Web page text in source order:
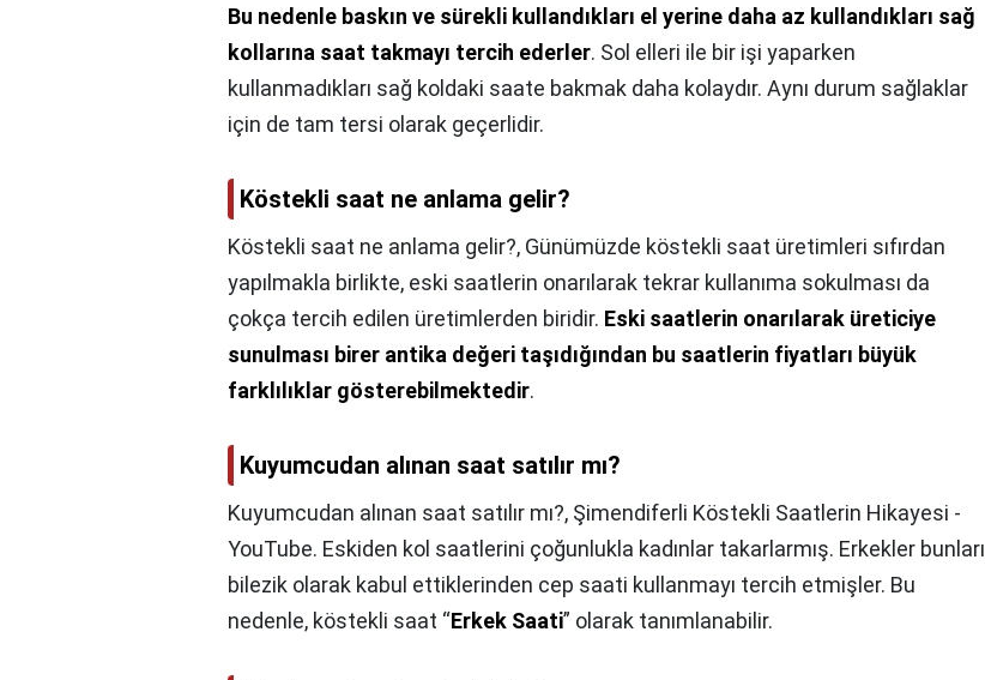
Bu nedenle baskın ve sürekli kullandıkları el yerine daha az kullandıkları sağ
kollarına saat takmayı tercih ederler. Sol elleri ile bir işi yaparken
kullanmadıkları sağ koldaki saate bakmak daha kolaydır. Aynı durum sağlaklar
için de tam tersi olarak geçerlidir.
Köstekli saat ne anlama gelir?
Köstekli saat ne anlama gelir?, Günümüzde köstekli saat üretimleri sıfırdan
yapılmakla birlikte, eski saatlerin onarılarak tekrar kullanıma sokulması da
çokça tercih edilen üretimlerden biridir. Eski saatlerin onarılarak üreticiye
sunulması birer antika değeri taşıdığından bu saatlerin fiyatları büyük
farklılıklar gösterebilmektedir.
Kuyumcudan alınan saat satılır mı?
Kuyumcudan alınan saat satılır mı?, Şimendiferli Köstekli Saatlerin Hikayesi -
YouTube. Eskiden kol saatlerini çoğunlukla kadınlar takarlarmış. Erkekler bunları
bilezik olarak kabul ettiklerinden cep saati kullanmayı tercih etmişler. Bu
nedenle, köstekli saat “Erkek Saati” olarak tanımlanabilir.